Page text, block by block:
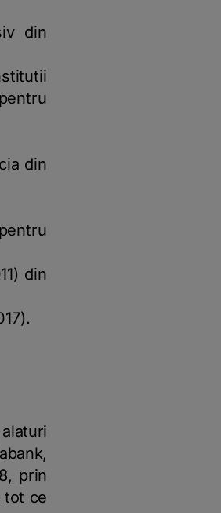
din
din
din
prin
tot ce